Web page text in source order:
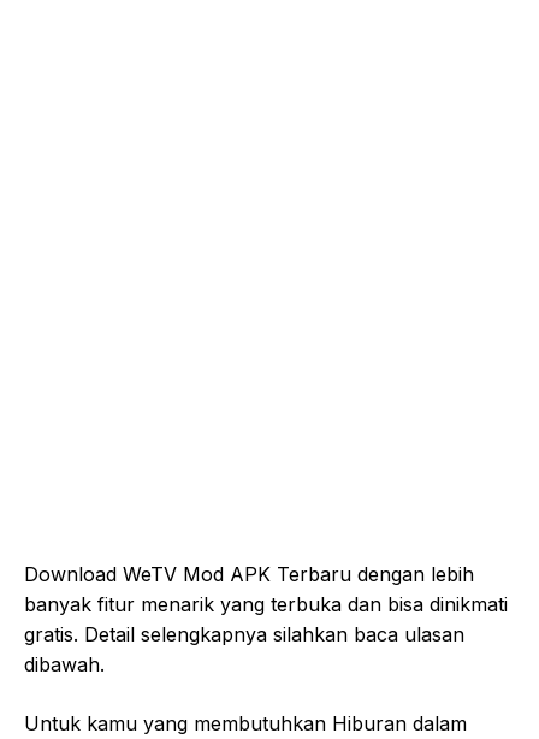
Download WeTV Mod APK Terbaru dengan lebih
banyak fitur menarik yang terbuka dan bisa dinikmati
gratis. Detail selengkapnya silahkan baca ulasan
dibawah.
Untuk kamu yang membutuhkan Hiburan dalam